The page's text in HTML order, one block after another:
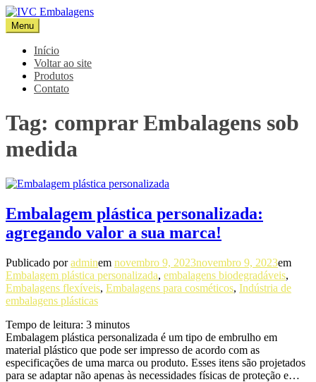
Pular
para
o
conteúdo
IVC Embalagens
Blog IVC
Menu
Início
Voltar ao site
Produtos
Contato
Tag: comprar Embalagens sob
medida
Embalagem plástica personalizada:
agregando valor a sua marca!
Publicado poradminem novembro 9, 2023novembro 9, 2023em
Embalagem plástica personalizada, embalagens biodegradáveis,
Embalagens flexíveis, Embalagens para cosméticos, Indústria de
embalagens plásticas
Tempo de leitura: 3 minutos
Embalagem plástica personalizada é um tipo de embrulho em
material plástico que pode ser impresso de acordo com as
especificações de uma marca ou produto. Esses itens são projetados
para se adaptar não apenas às necessidades físicas de proteção e…